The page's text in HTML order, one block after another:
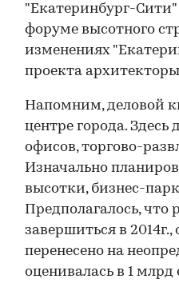
"Екатеринбург-Сити"
форуме высотного
изменениях
проекта
Напомним, деловой
центре города. Здесь
офисов, торгово-
Изначально
высотки, бизнес-
Предполагалось,
завершиться в
перенесено на
оценивалась в 1 млрд